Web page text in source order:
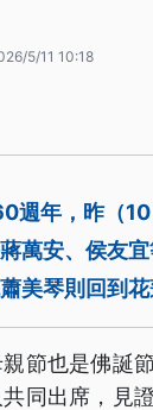
5/11 10:18
週年，昨（
萬安、侯友
美琴則回到
節也是佛誕
同出席，見